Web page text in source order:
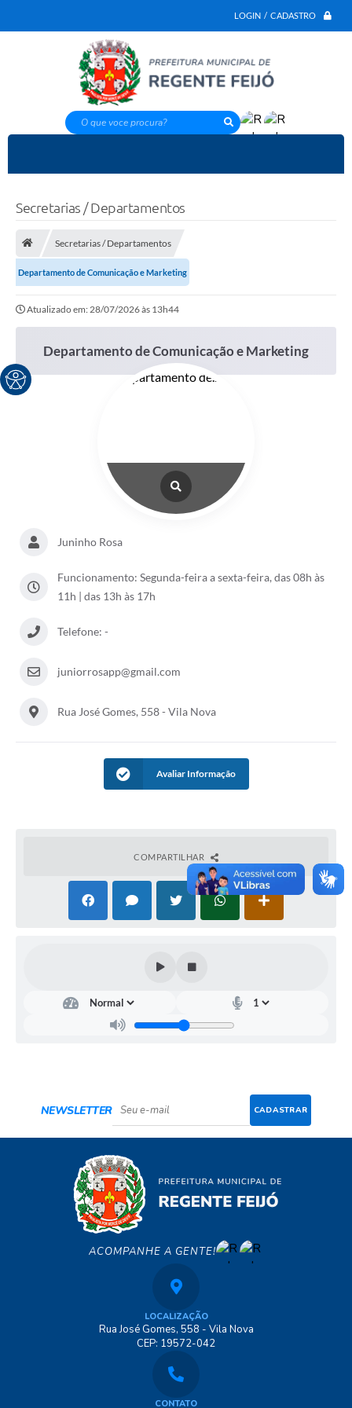
LOGIN / CADASTRO
O que voce procura?
Secretarias / Departamentos
Secretarias / Departamentos
Departamento de Comunicação e Marketing
Atualizado em: 28/07/2026 às 13h44
Departamento de Comunicação e Marketing
Juninho Rosa
Funcionamento: Segunda-feira a sexta-feira, das 08h às
11h | das 13h às 17h
Telefone: -
juniorrosapp@gmail.com
Rua José Gomes, 558 - Vila Nova
Avaliar Informação
COMPARTILHAR
NEWSLETTER CADASTRAR
ACOMPANHE A GENTE!
LOCALIZAÇÃO
Rua José Gomes, 558 - Vila Nova
CEP: 19572-042
CONTATO